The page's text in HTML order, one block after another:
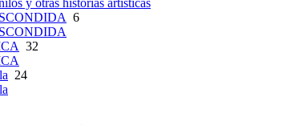
y otras historias artísticas
6
32
24